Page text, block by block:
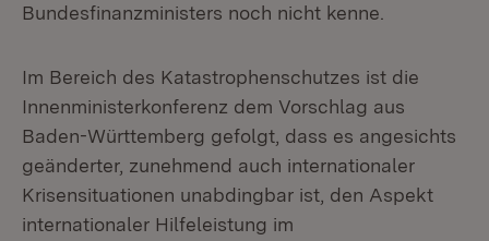
Bundesfinanzministers noch nicht kenne.
Im Bereich des Katastrophenschutzes ist die
Innenministerkonferenz dem Vorschlag aus
Baden-Württemberg gefolgt, dass es angesichts
geänderter, zunehmend auch internationaler
Krisensituationen unabdingbar ist, den Aspekt
internationaler Hilfeleistung im